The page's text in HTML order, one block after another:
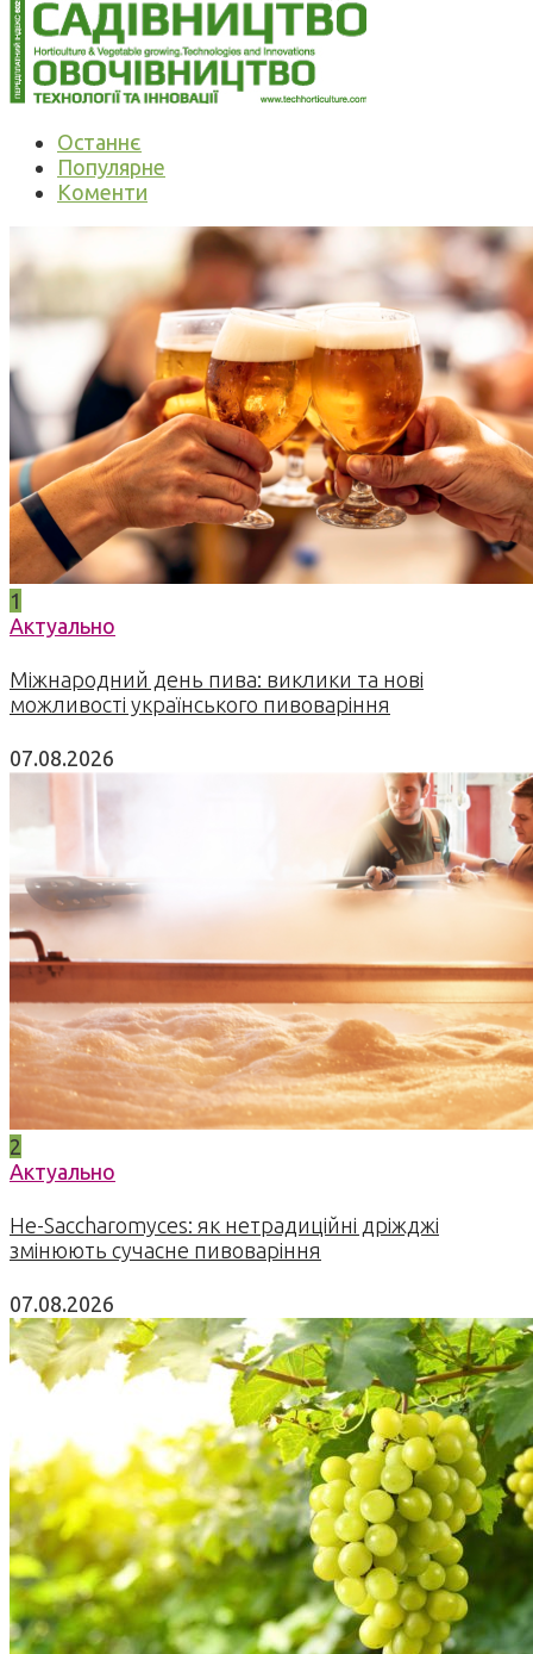
Останнє
Популярне
Коменти
1
Актуально
Міжнародний день пива: виклики та нові
можливості українського пивоваріння
07.08.2026
2
Актуально
Не-Saccharomyces: як нетрадиційні дріжджі
змінюють сучасне пивоваріння
07.08.2026